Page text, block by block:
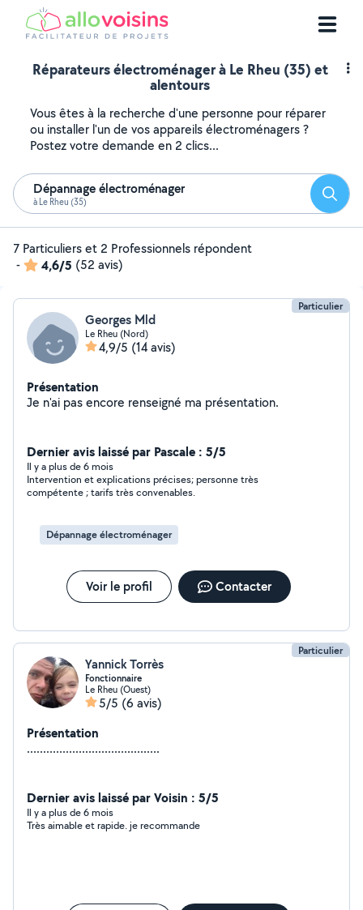
Réparateurs électroménager à Le Rheu (35) et
alentours
Vous êtes à la recherche d'une personne pour réparer
ou installer l'un de vos appareils électroménagers ?
Postez votre demande en 2 clics...
Dépannage électroménager
à Le Rheu (35)
7 Particuliers et 2 Professionnels répondent
-
4,6/5 (52 avis)
Particulier
Georges Mld
Le Rheu (Nord)
4,9/5 (14 avis)
Présentation
Je n'ai pas encore renseigné ma présentation.
Dernier avis laissé par Pascale : 5/5
Il y a plus de 6 mois
Intervention et explications précises; personne très
compétente ; tarifs très convenables.
Dépannage électroménager
Voir le profil Contacter
Particulier
Yannick Torrès
Fonctionnaire
Le Rheu (Ouest)
5/5 (6 avis)
Présentation
.........................................
Dernier avis laissé par Voisin : 5/5
Il y a plus de 6 mois
Très aimable et rapide. je recommande